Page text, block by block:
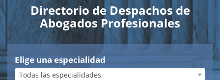
Directorio de Despachos de
Abogados Profesionales
Elige una especialidad
Todas las especialidades